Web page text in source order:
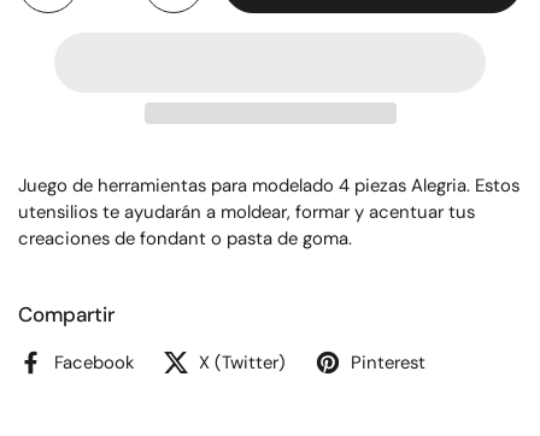
Juego de herramientas para modelado 4 piezas Alegria. Estos
utensilios te ayudarán a moldear, formar y acentuar tus
creaciones de fondant o pasta de goma.
Compartir
Facebook X (Twitter) Pinterest